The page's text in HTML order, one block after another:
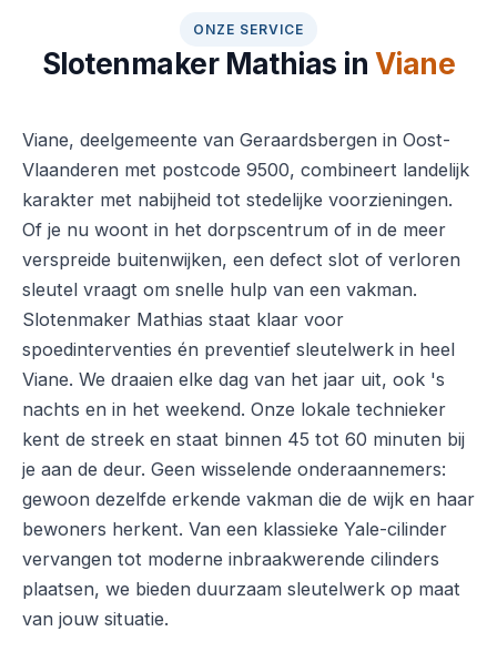
ONZE SERVICE
Slotenmaker Mathias in Viane
Viane, deelgemeente van Geraardsbergen in Oost-
Vlaanderen met postcode 9500, combineert landelijk
karakter met nabijheid tot stedelijke voorzieningen.
Of je nu woont in het dorpscentrum of in de meer
verspreide buitenwijken, een defect slot of verloren
sleutel vraagt om snelle hulp van een vakman.
Slotenmaker Mathias staat klaar voor
spoedinterventies én preventief sleutelwerk in heel
Viane. We draaien elke dag van het jaar uit, ook 's
nachts en in het weekend. Onze lokale technieker
kent de streek en staat binnen 45 tot 60 minuten bij
je aan de deur. Geen wisselende onderaannemers:
gewoon dezelfde erkende vakman die de wijk en haar
bewoners herkent. Van een klassieke Yale-cilinder
vervangen tot moderne inbraakwerende cilinders
plaatsen, we bieden duurzaam sleutelwerk op maat
van jouw situatie.